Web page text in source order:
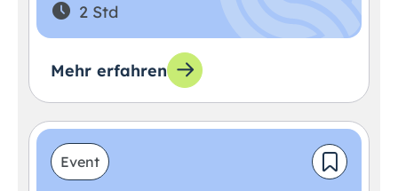
2 Std
Mehr erfahren
Event